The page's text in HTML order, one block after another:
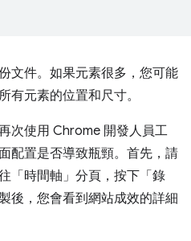
文件。如果元素很多，您可能
有元素的位置和尺寸。
次使用 Chrome 開發人員工
配置是否導致瓶頸。首先，請
「時間軸」分頁，按下「錄
後，您會看到網站成效的詳細